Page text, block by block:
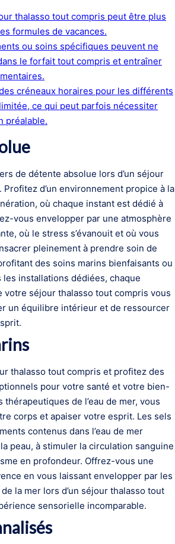
thalasso tout compris peut être plus
formules de vacances.
ou soins spécifiques peuvent ne
le forfait tout compris et entraîner
créneaux horaires pour les différents
ce qui peut parfois nécessiter
préalable.
de détente absolue lors d’un séjour
d’un environnement propice à la
où chaque instant est dédié à
vous envelopper par une atmosphère
où le stress s’évanouit et où vous
pleinement à prendre soin de
des soins marins bienfaisants ou
les installations dédiées, chaque
votre séjour thalasso tout compris vous
un équilibre intérieur et de ressourcer
thalasso tout compris et profitez des
pour votre santé et votre bien-
de l’eau de mer, vous
corps et apaiser votre esprit. Les sels
contenus dans l’eau de mer
peau, à stimuler la circulation sanguine
en profondeur. Offrez-vous une
en vous laissant envelopper par les
la mer lors d’un séjour thalasso tout
sensorielle incomparable.